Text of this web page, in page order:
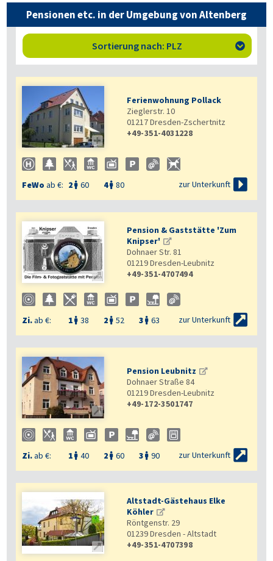
Pensionen etc. in der Umgebung von Altenberg
Sortierung nach: PLZ 

Ferienwohnung Pollack
Zieglerstr. 10
01217Dresden-Zschertnitz
+49-351-4031228
FeWo ab €: 2  60 4 80 zur Unterkunft 

Pension & Gaststätte 'Zum
Knipser'
Dohnaer Str. 81
01219Dresden-Leubnitz
+49-351-4707494
Zi.ab €: 1  38 2  52 3  63 zur Unterkunft 

Pension Leubnitz
Dohnaer Straße 84
01219Dresden-Leubnitz
+49-172-3501747
Zi.ab €: 1  40 2  60 3  90 zur Unterkunft 

Altstadt-Gästehaus Elke
Köhler
Röntgenstr. 29
01239Dresden - Altstadt
+49-351-4707398